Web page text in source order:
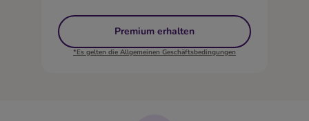
Premium erhalten
*Es gelten die Allgemeinen Geschäftsbedingungen